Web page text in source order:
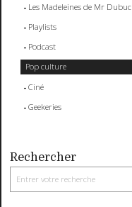
Les Madeleines de Mr Dubuc
Playlists
Podcast
Pop culture
Ciné
Geekeries
Rechercher